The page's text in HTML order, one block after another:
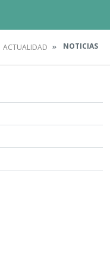
ACTUALIDAD NOTICIAS